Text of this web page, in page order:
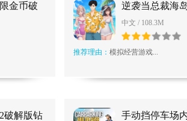
金币破
逆袭当总裁海
解版
中文 / 108.3M
推荐理由： 模拟经营游戏...
破解版钻
手动挡停车场